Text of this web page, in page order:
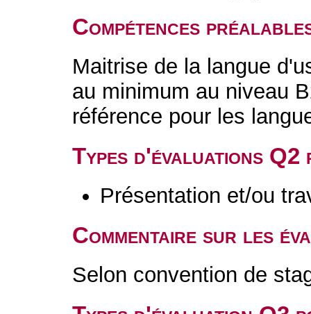
Compétences
Maitrise de la langue
au minimum au niveau
référence pour les
Types d'évaluations
Présentation et/ou
Commentaire sur les
Selon convention de